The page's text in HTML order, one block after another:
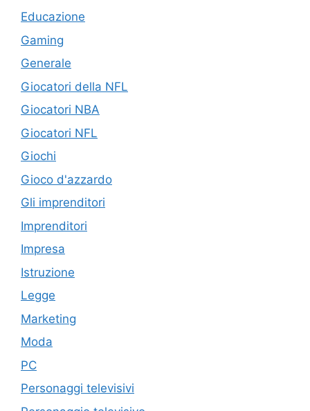
Educazione
Gaming
Generale
Giocatori della NFL
Giocatori NBA
Giocatori NFL
Giochi
Gioco d'azzardo
Gli imprenditori
Imprenditori
Impresa
Istruzione
Legge
Marketing
Moda
PC
Personaggi televisivi